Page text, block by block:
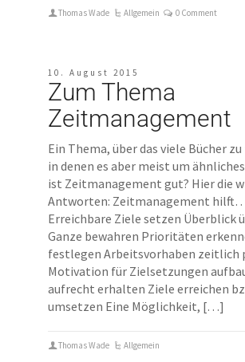
Thomas Wade Allgemein 0 Comment
10. August 2015
Zum Thema
Zeitmanagement
Ein Thema, über das viele Bücher
in denen es aber meist um
ist Zeitmanagement gut? Hier die
Antworten: Zeitmanagement
Erreichbare Ziele setzen Überblick
Ganze bewahren Prioritäten
festlegen Arbeitsvorhaben zeitlich
Motivation für Zielsetzungen
aufrecht erhalten Ziele erreichen
umsetzen Eine Möglichkeit, […]
Thomas Wade Allgemein